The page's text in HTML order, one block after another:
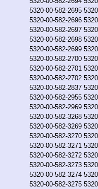
5320-00-582-2695
5320-00-582-2696
5320-00-582-2697
5320-00-582-2698
5320-00-582-2699
5320-00-582-2700
5320-00-582-2701
5320-00-582-2702
5320-00-582-2837
5320-00-582-2955
5320-00-582-2969
5320-00-582-3268
5320-00-582-3269
5320-00-582-3270
5320-00-582-3271
5320-00-582-3272
5320-00-582-3273
5320-00-582-3274
5320-00-582-3275